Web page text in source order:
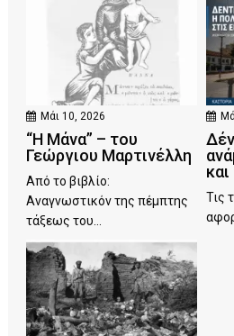
Μάι 10, 2026
“Η Μάνα” – του
Γεώργιου Μαρτινέλλη
Από το βιβλίο:
Αναγνωστικόν της πέμπτης
τάξεως του...
Τις